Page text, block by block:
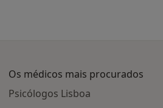
Os médicos mais procurados
Psicólogos Lisboa